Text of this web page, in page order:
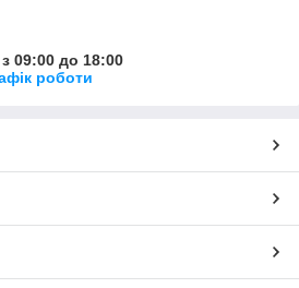
09:00 до 18:00
роботи